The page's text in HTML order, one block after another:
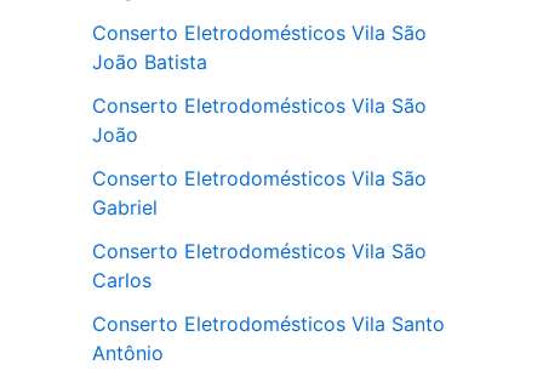
Conserto Eletrodomésticos Vila São
João Batista
Conserto Eletrodomésticos Vila São
João
Conserto Eletrodomésticos Vila São
Gabriel
Conserto Eletrodomésticos Vila São
Carlos
Conserto Eletrodomésticos Vila Santo
Antônio